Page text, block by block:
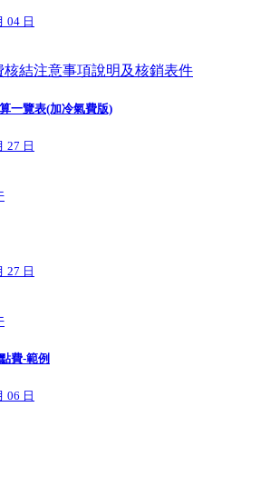
04 日
結注意事項說明及核銷表件
一覽表(加冷氣費版)
27 日
27 日
費-範例
06 日